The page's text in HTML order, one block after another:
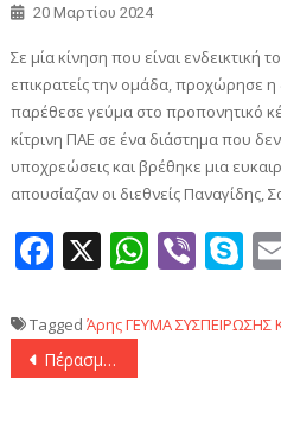
20 Μαρτίου 2024
Σε μία κίνηση που είναι ενδεικτική
επικρατείς την ομάδα, προχώρησε
παρέθεσε γεύμα στο προπονητικό
κίτρινη ΠΑΕ σε ένα διάστημα που
υποχρεώσεις και βρέθηκε μια
απουσίαζαν οι διεθνείς Παναγίδης,
Facebook
X
Tagged ΆρηςΓΕΥΜΑ ΣΥΣΠΕΙΡΩΣΗΣ
Πλοήγηση
Πέρασμα Πρωταθλητή από τον Ολυμπιακό στην Πυλαία (22-39)